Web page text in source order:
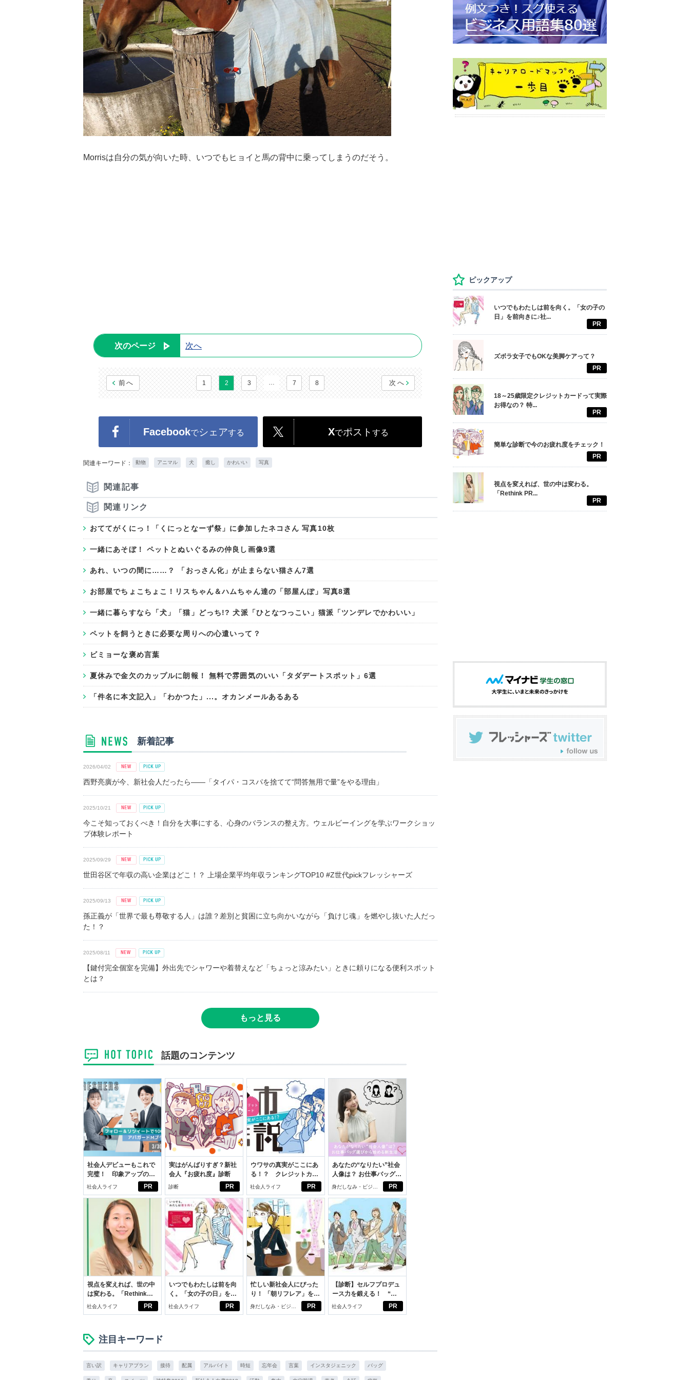
Morrisは自分の気が向いた時、いつでもヒョイと馬の背中に乗ってしまうのだそう。
次のページ 次へ
前へ 1 2 3 … 7 8 次へ
Facebookでシェアする Xでポスト する
関連キーワード： 動物 アニマル 犬 癒し かわいい 写真
関連記事
関連リンク
おててがくにっ！「くにっとなーず祭」に参加したネコさん 写真10枚
一緒にあそぼ！ ペットとぬいぐるみの仲良し画像9選
あれ、いつの間に……？ 「おっさん化」が止まらない猫さん7選
お部屋でちょこちょこ！リスちゃん＆ハムちゃん達の「部屋んぽ」写真8選
一緒に暮らすなら「犬」「猫」どっち!? 犬派「ひとなつっこい」猫派「ツンデレでかわいい」
ペットを飼うときに必要な周りへの心遣いって？
ビミョーな褒め言葉
夏休みで金欠のカップルに朗報！ 無料で雰囲気のいい「タダデートスポット」6選
「件名に本文記入」「わかつた」...。オカンメールあるある
新着記事
2026/04/02
西野亮廣が今、新社会人だったら――「タイパ・コスパを捨てて“問答無用で量”をやる理由」
2025/10/21
今こそ知っておくべき！自分を大事にする、心身のバランスの整え方。ウェルビーイングを学ぶワークショッ
プ体験レポート
2025/09/29
世田谷区で年収の高い企業はどこ！？ 上場企業平均年収ランキングTOP10 #Z世代pickフレッシャーズ
2025/09/13
孫正義が「世界で最も尊敬する人」は誰？差別と貧困に立ち向かいながら「負けじ魂」を燃やし抜いた人だっ
た！？
2025/08/11
【鍵付完全個室を完備】外出先でシャワーや着替えなど「ちょっと涼みたい」ときに頼りになる便利スポット
とは？
もっと見る
話題のコンテンツ
PR
社会人デビューもこれで
完璧！ 印象アップのセ
ルフプロデュース術
社会人ライフ PR
実はがんばりすぎ？新社
会人『お疲れ度』診断
診断 PR
ウワサの真実がここにあ
る！？ クレジットカー
ドの都市伝説
社会人ライフ PR
あなたの“なりたい”社会
人像は？ お仕事バッグ選
びから始める新生活
身だしなみ・ビジネ
スアイテム
PR
視点を変えれば、世の中
は変わる。「Rethink
PROJECT」がつたえた
社会人ライフ PR
いつでもわたしは前を向
く。「女の子の日」を前
向きに♪社会人エリ・大
社会人ライフ PR
忙しい新社会人にぴった
り！ 「朝リフレア」をは
じめよう。しっかりニオ
イケアして24時間快適。
身だしなみ・ビジネ
スアイテム
PR
【診断】セルフプロデュ
ース力を鍛える！ “ジ
ブン観”診断
社会人ライフ
注目キーワード
言い訳 キャリアプラン 接待 配属 アルバイト 時短 忘年会 言葉 インスタジェニック バッグ
ピックアップ
いつでもわたしは前を向く。「女の子の
日」を前向きに♪社...
PR
ズボラ女子でもOKな美脚ケアって？
PR
18～25歳限定クレジットカードって実際
お得なの？ 特...
PR
簡単な診断で今のお疲れ度をチェック！
PR
視点を変えれば、世の中は変わる。
「Rethink PR...
PR